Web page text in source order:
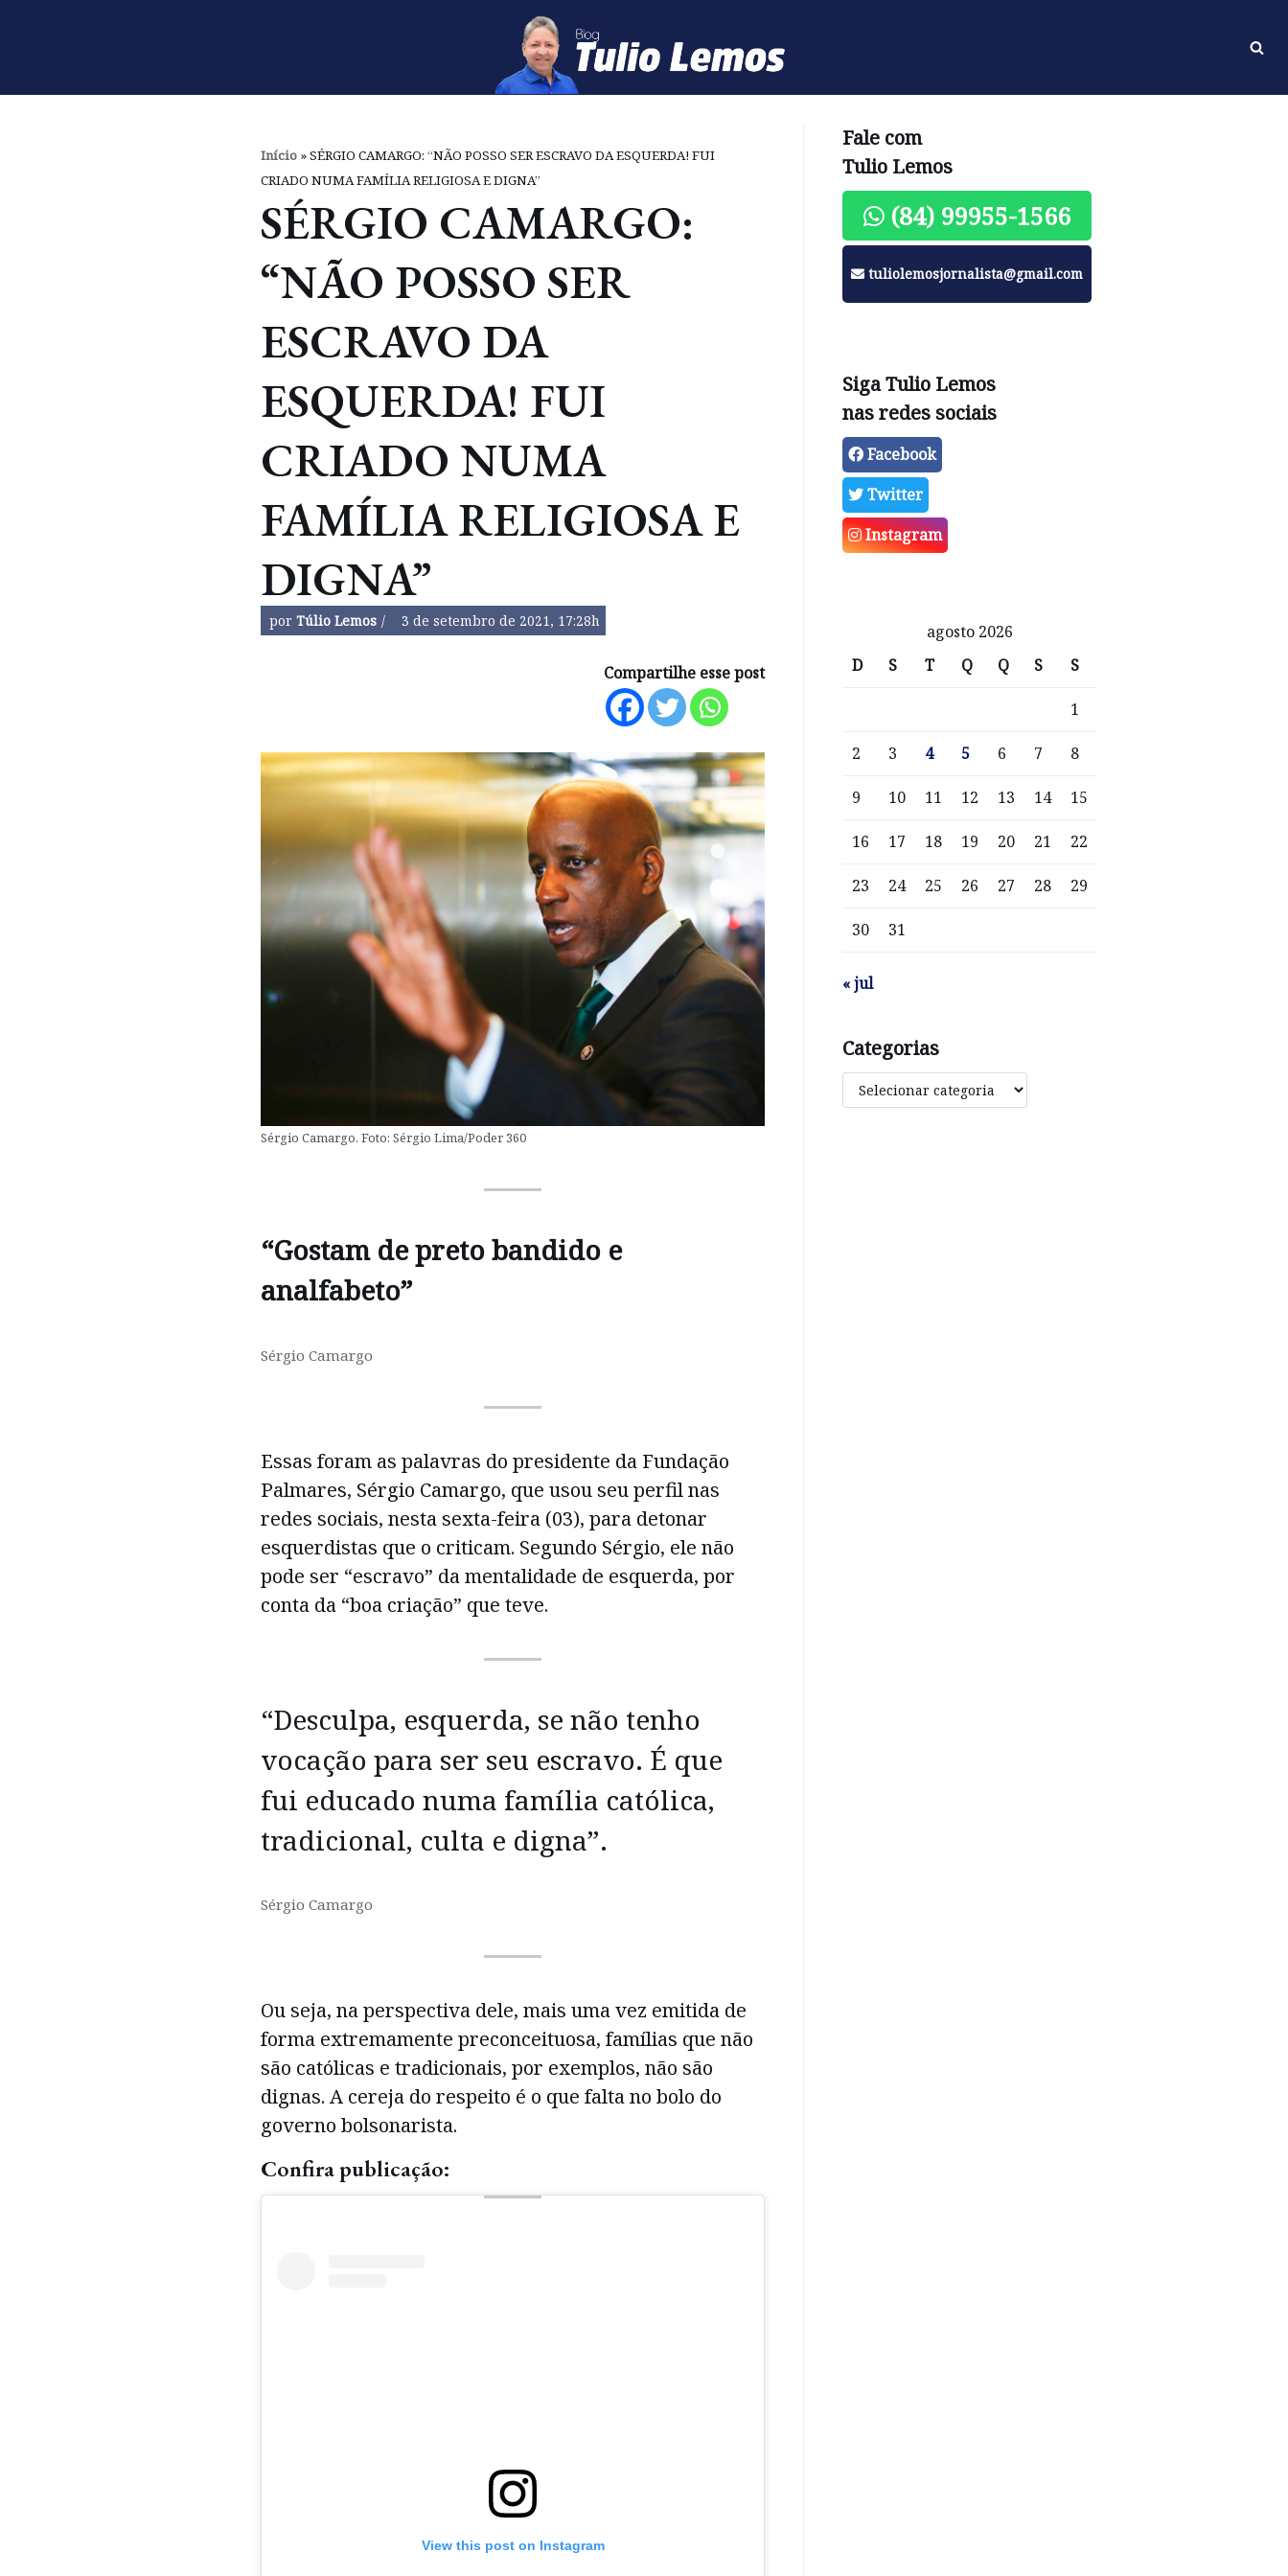
o
Início »SÉRGIO CAMARGO: “NÃO POSSO SER ESCRAVO DA ESQUERDA! FUI
CRIADO NUMA FAMÍLIA RELIGIOSA E DIGNA”
SÉRGIO CAMARGO:
“NÃO POSSO SER
ESCRAVO DA
ESQUERDA! FUI
CRIADO NUMA
FAMÍLIA RELIGIOSA E
DIGNA”
por Túlio Lemos 3 de setembro de 2021, 17:28h
Compartilhe esse post
Sérgio Camargo. Foto: Sérgio Lima/Poder 360
“Gostam de preto bandido e
analfabeto”
Sérgio Camargo
Essas foram as palavras do presidente da Fundação
Palmares, Sérgio Camargo, que usou seu perfil nas
redes sociais, nesta sexta-feira (03), para detonar
esquerdistas que o criticam. Segundo Sérgio, ele não
pode ser “escravo” da mentalidade de esquerda, por
conta da “boa criação” que teve.
“Desculpa, esquerda, se não tenho
vocação para ser seu escravo. É que
fui educado numa família católica,
tradicional, culta e digna”.
Sérgio Camargo
Ou seja, na perspectiva dele, mais uma vez emitida de
forma extremamente preconceituosa, famílias que não
são católicas e tradicionais, por exemplos, não são
dignas. A cereja do respeito é o que falta no bolo do
governo bolsonarista.
Confira publicação:
View this post on Instagram
Fale com
Tulio Lemos
(84) 99955-1566
tuliolemosjornalista@gmail.com
Siga Tulio Lemos
nas redes sociais
Facebook
Twitter
Instagram
agosto 2026
D
S T Q Q S S
1
2 3 4 5 6 7 8
9 10 11 12 13 14 15
16 17 18 19 20 21 22
23 24 25 26 27 28 29
30 31
« jul
Categorias